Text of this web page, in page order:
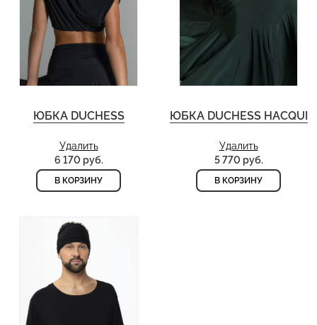
ЮБКА DUCHESS
Удалить
6 170 руб.
В КОРЗИНУ
ЮБКА DUCHESS HACQUI
Удалить
5 770 руб.
В КОРЗИНУ